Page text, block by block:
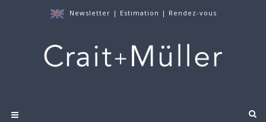
Newsletter | Estimation | Rendez-vous